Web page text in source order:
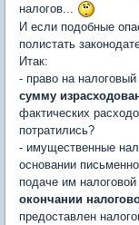
налогов...
И если подобные
полистать
Итак:
- право на
сумму
фактических
потратились?
- имущественные
основании
подаче им
окончании
предоставлен